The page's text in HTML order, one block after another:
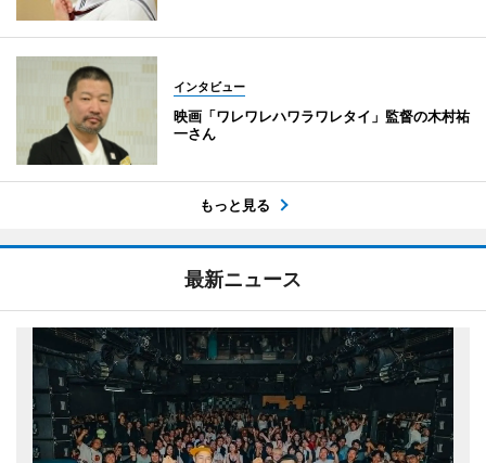
インタビュー
映画「ワレワレハワラワレタイ」監督の木村祐
一さん
もっと見る
最新ニュース